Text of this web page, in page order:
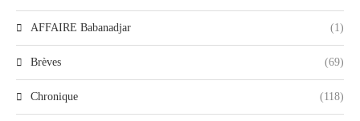
AFFAIRE Babanadjar (1)
Brèves (69)
Chronique (118)